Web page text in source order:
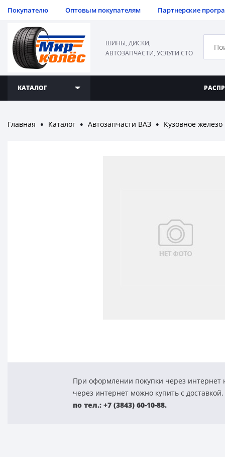
Покупателю Оптовым покупателям Партнерские
ШИНЫ, ДИСКИ,
АВТОЗАПЧАСТИ, УСЛУГИ СТО
КАТАЛОГ
Главная ● Каталог ● Автозапчасти ВАЗ ● Кузовное железо
При оформлении покупки через интернет
через интернет можно купить с
по тел.: +7 (3843) 60-10-88.